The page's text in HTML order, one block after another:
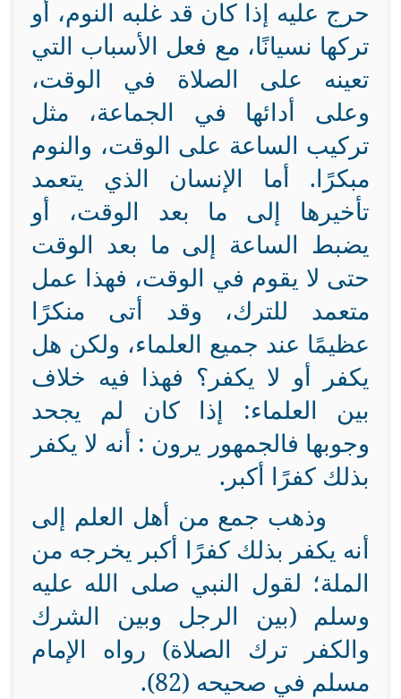
حرج عليه إذا كان قد غلبه النوم، أو
تركها نسيانًا، مع فعل الأسباب التي
تعينه على الصلاة في الوقت،
وعلى أدائها في الجماعة، مثل
تركيب الساعة على الوقت، والنوم
مبكرًا. أما الإنسان الذي يتعمد
تأخيرها إلى ما بعد الوقت، أو
يضبط الساعة إلى ما بعد الوقت
حتى لا يقوم في الوقت، فهذا عمل
متعمد للترك، وقد أتى منكرًا
عظيمًا عند جميع العلماء، ولكن هل
يكفر أو لا يكفر؟ فهذا فيه خلاف
بين العلماء: إذا كان لم يجحد
وجوبها فالجمهور يرون : أنه لا يكفر
بذلك كفرًا أكبر.
وذهب جمع من أهل العلم إلى
أنه يكفر بذلك كفرًا أكبر يخرجه من
الملة؛ لقول النبي صلى الله عليه
وسلم (بين الرجل وبين الشرك
والكفر ترك الصلاة) رواه الإمام
مسلم في صحيحه (82).